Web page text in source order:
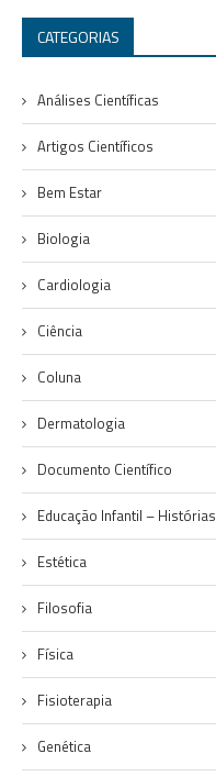
CATEGORIAS
Análises Científicas
Artigos Científicos
Bem Estar
Biologia
Cardiologia
Ciência
Coluna
Dermatologia
Documento Científico
Educação Infantil – Histórias
Estética
Filosofia
Física
Fisioterapia
Genética